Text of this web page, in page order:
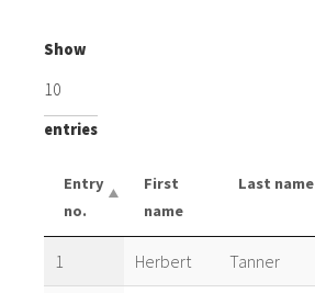
Show
entries
Entry
no.
First
name
Last name
1 Herbert Tanner